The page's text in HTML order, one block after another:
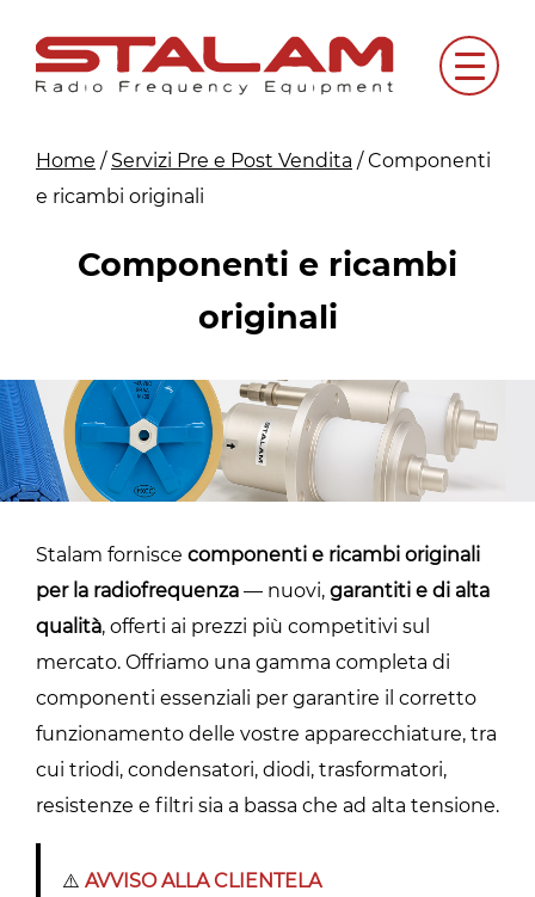
content
Menu
Home / Servizi Pre e Post Vendita /Componenti
e ricambi originali
Componenti e ricambi
originali
Stalam fornisce componenti e ricambi originali
per la radiofrequenza — nuovi, garantiti e di alta
qualità, offerti ai prezzi più competitivi sul
mercato. Offriamo una gamma completa di
componenti essenziali per garantire il corretto
funzionamento delle vostre apparecchiature, tra
cui triodi, condensatori, diodi, trasformatori,
resistenze e filtri sia a bassa che ad alta tensione.
⚠️ AVVISO ALLA CLIENTELA